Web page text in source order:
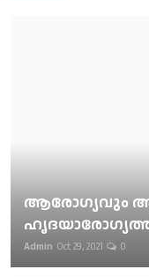
ആരോഗ്യവും
Admin Oct 29, 2021 0